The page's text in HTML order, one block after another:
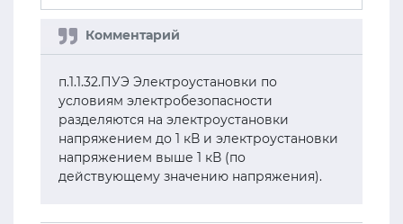
п.1.1.32.ПУЭ Электроустановки по
условиям электробезопасности
разделяются на электроустановки
напряжением до 1 кВ и электроустановки
напряжением выше 1 кВ (по
действующему значению напряжения).